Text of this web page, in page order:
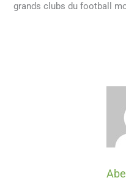
grands clubs du football